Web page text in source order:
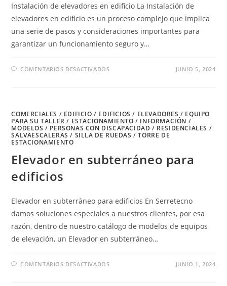
Instalación de elevadores en edificio La Instalación de
elevadores en edificio es un proceso complejo que implica
una serie de pasos y consideraciones importantes para
garantizar un funcionamiento seguro y…
COMENTARIOS DESACTIVADOSEN JUNIO 5, 2024
COMERCIALES / EDIFICIO / EDIFICIOS / ELEVADORES / EQUIPO
PARA SU TALLER / ESTACIONAMIENTO / INFORMACIÓN /
MODELOS / PERSONAS CON DISCAPACIDAD / RESIDENCIALES /
SALVAESCALERAS / SILLA DE RUEDAS /TORRE DE
ESTACIONAMIENTO
Elevador en subterráneo para
edificios
Elevador en subterráneo para edificios En Serretecno
damos soluciones especiales a nuestros clientes, por esa
razón, dentro de nuestro catálogo de modelos de equipos
de elevación, un Elevador en subterráneo…
COMENTARIOS DESACTIVADOSEN JUNIO 1, 2024